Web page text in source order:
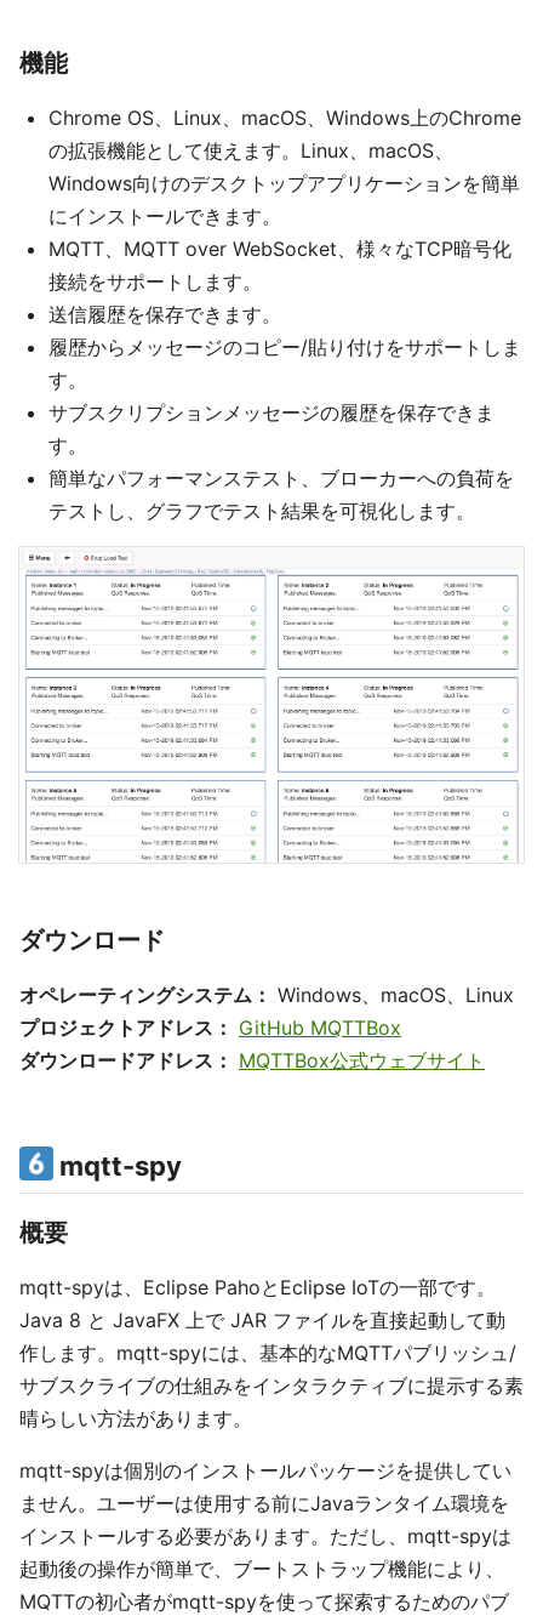
機能
Chrome OS、Linux、macOS、Windows上のChrome
の拡張機能として使えます。Linux、macOS、
Windows向けのデスクトップアプリケーションを簡単
にインストールできます。
MQTT、MQTT over WebSocket、様々なTCP暗号化
接続をサポートします。
送信履歴を保存できます。
履歴からメッセージのコピー/貼り付けをサポートしま
す。
サブスクリプションメッセージの履歴を保存できま
す。
簡単なパフォーマンステスト、ブローカーへの負荷を
テストし、グラフでテスト結果を可視化します。
ダウンロード
オペレーティングシステム： Windows、macOS、Linux
プロジェクトアドレス： GitHub MQTTBox
ダウンロードアドレス： MQTTBox公式ウェブサイト
mqtt-spy
概要
mqtt-spyは、Eclipse PahoとEclipse IoTの一部です。
Java 8 と JavaFX 上で JAR ファイルを直接起動して動
作します。mqtt-spyには、基本的なMQTTパブリッシュ/
サブスクライブの仕組みをインタラクティブに提示する素
晴らしい方法があります。
mqtt-spyは個別のインストールパッケージを提供してい
ません。ユーザーは使用する前にJavaランタイム環境を
インストールする必要があります。ただし、mqtt-spyは
起動後の操作が簡単で、ブートストラップ機能により、
MQTTの初心者がmqtt-spyを使って探索するためのパブ